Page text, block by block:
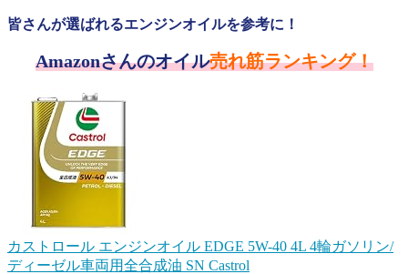
皆さんが選ばれるエンジンオイルを参考に！
Amazonさんのオイル売れ筋ランキング！
カストロール エンジンオイル EDGE 5W-40 4L 4輪ガソリン/
ディーゼル車両用全合成油 SN Castrol